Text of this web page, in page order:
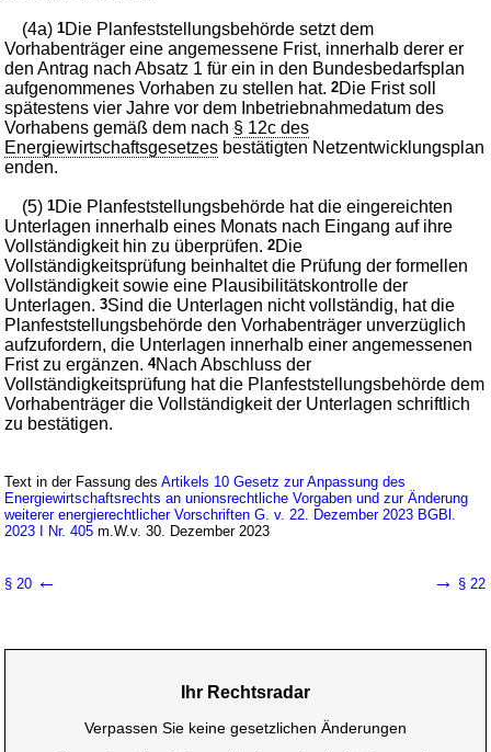
(4a)1Die Planfeststellungsbehörde setzt dem
Vorhabenträger eine angemessene Frist, innerhalb derer er
den Antrag nach Absatz 1 für ein in den Bundesbedarfsplan
aufgenommenes Vorhaben zu stellen hat.2Die Frist soll
spätestens vier Jahre vor dem Inbetriebnahmedatum des
Vorhabens gemäß dem nach § 12c des
Energiewirtschaftsgesetzes bestätigten Netzentwicklungsplan
enden.
(5)1Die Planfeststellungsbehörde hat die eingereichten
Unterlagen innerhalb eines Monats nach Eingang auf ihre
Vollständigkeit hin zu überprüfen.2Die
Vollständigkeitsprüfung beinhaltet die Prüfung der formellen
Vollständigkeit sowie eine Plausibilitätskontrolle der
Unterlagen.3Sind die Unterlagen nicht vollständig, hat die
Planfeststellungsbehörde den Vorhabenträger unverzüglich
aufzufordern, die Unterlagen innerhalb einer angemessenen
Frist zu ergänzen.4Nach Abschluss der
Vollständigkeitsprüfung hat die Planfeststellungsbehörde dem
Vorhabenträger die Vollständigkeit der Unterlagen schriftlich
zu bestätigen.
Text in der Fassung desArtikels 10 Gesetz zur Anpassung des
Energiewirtschaftsrechts an unionsrechtliche Vorgaben und zur Änderung
weiterer energierechtlicher Vorschriften G. v. 22. Dezember 2023 BGBl.
2023 I Nr. 405 m.W.v. 30. Dezember 2023
§ 20 ← → § 22
Ihr Rechtsradar
Verpassen Sie keine gesetzlichen Änderungen